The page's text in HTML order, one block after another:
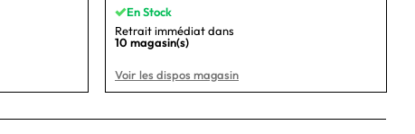
En Stock
Retrait immédiat dans
10 magasin(s)
Voir les dispos magasin